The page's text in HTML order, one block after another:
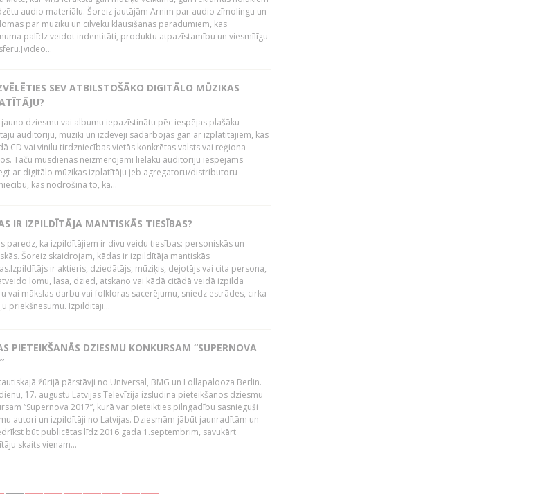
audio materiālu. Šoreiz jautājām Arnim par audio zīmolingu un
par mūziku un cilvēku klausīšanās paradumiem, kas
palīdz veidot indentitāti, produktu atpazīstamību un viesmīlīgu
SEV ATBILSTOŠĀKO DIGITĀLO MŪZIKAS
jauno dziesmu vai albumu iepazīstinātu pēc iespējas plašāku
auditoriju, mūziķi un izdevēji sadarbojas gan ar izplatītājiem, kas
CD vai vinilu tirdzniecības vietās konkrētas valsts vai reģiona
Taču mūsdienās neizmērojami lielāku auditoriju iespējams
ar digitālo mūzikas izplatītāju jeb agregatoru/distributoru
kas nodrošina to, ka...
IR IZPILDĪTĀJA MANTISKĀS TIESĪBAS?
paredz, ka izpildītājiem ir divu veidu tiesības: personiskās un
Šoreiz skaidrojam, kādas ir izpildītāja mantiskās
ir aktieris, dziedātājs, mūziķis, dejotājs vai cita persona,
lomu, lasa, dzied, atskaņo vai kādā citādā veidā izpilda
vai mākslas darbu vai folkloras sacerējumu, sniedz estrādes, cirka
priekšnesumu. Izpildītāji...
PIETEIKŠANĀS DZIESMU KONKURSAM “SUPERNOVA
žūrijā pārstāvji no Universal, BMG un Lollapalooza Berlin.
17. augustu Latvijas Televīzija izsludina pieteikšanos dziesmu
“Supernova 2017”, kurā var pieteikties pilngadību sasnieguši
autori un izpildītāji no Latvijas. Dziesmām jābūt jaunradītām un
būt publicētas līdz 2016.gada 1.septembrim, savukārt
skaits vienam...